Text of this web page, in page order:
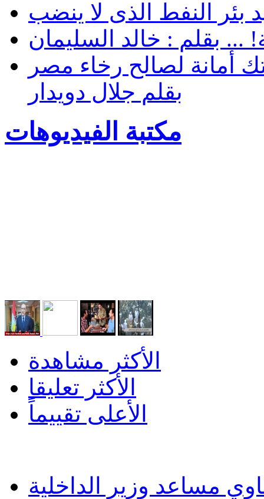
بئر النفط الذى لا ينضب
... بقلم : خالد السليمان
أمانة لصالح رخاء مصر
بقلم جلال دويدار
مكتبة الفيديوهات
الأكثر مشاهدة
الأكثر تعليقا
الأعلى تقييماً
مساعد وزير الداخلية